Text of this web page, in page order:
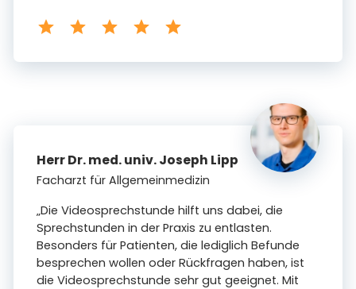
Herr Dr. med. univ. Joseph Lipp
Facharzt für Allgemeinmedizin
„Die Videosprechstunde hilft uns dabei, die
Sprechstunden in der Praxis zu entlasten.
Besonders für Patienten, die lediglich Befunde
besprechen wollen oder Rückfragen haben, ist
die Videosprechstunde sehr gut geeignet. Mit